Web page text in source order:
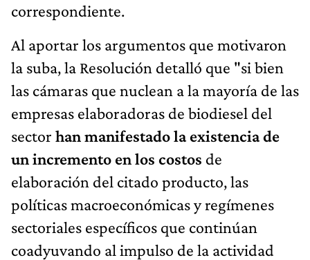
correspondiente.
Al aportar los argumentos que motivaron
la suba, la Resolución detalló que "si bien
las cámaras que nuclean a la mayoría de las
empresas elaboradoras de biodiesel del
sector han manifestado la existencia de
un incremento en los costos de
elaboración del citado producto, las
políticas macroeconómicas y regímenes
sectoriales específicos que continúan
coadyuvando al impulso de la actividad